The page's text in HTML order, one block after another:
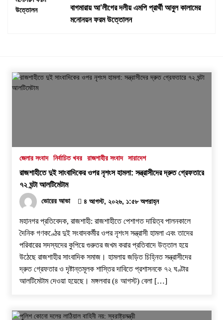
বাগমারায় আ’লীগের দলীয় এমপি প্রার্থী আবুল কালামের
মনোনয়ন ফরম উত্তোলন
জেলার সংবাদ নির্বাচিত খবর রাজশাহীর সংবাদ সারাদেশ
রাজশাহীতে দুই সাংবাদিকের ওপর নৃশংস হামলা: সন্ত্রাসীদের দ্রুত গ্রেফতারে
৭২ ঘন্টা আলটিমেটাম
ভোরের আভা ৪ আগস্ট, ২০২৬, ১:৫৮ অপরাহ্ন
​মহানগর প্রতিবেদক, রাজশাহী: রাজশাহীতে পেশাগত দায়িত্ব পালনকালে
দৈনিক গণকণ্ঠের দুই সংবাদকর্মীর ওপর নৃশংস সন্ত্রাসী হামলা এবং তাদের
পরিবারের সদস্যদের কুপিয়ে গুরুতর জখম করার প্রতিবাদে উত্তাল হয়ে
উঠেছে রাজশাহীর সাংবাদিক সমাজ। হামলায় জড়িত চিহ্নিত সন্ত্রাসীদের
দ্রুত গ্রেফতার ও দৃষ্টান্তমূলক শাস্তির দাবিতে প্রশাসনকে ৭২ ঘণ্টার
আলটিমেটাম দেওয়া হয়েছে। ​মঙ্গলবার (৪ আগস্ট) বেলা […]